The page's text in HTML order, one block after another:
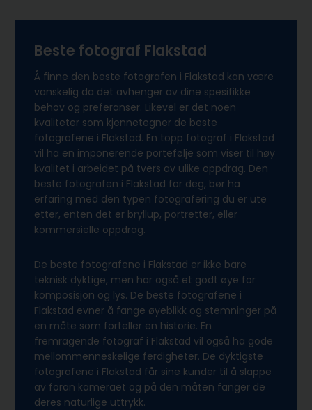
Beste fotograf Flakstad
Å finne den beste fotografen i Flakstad kan være
vanskelig da det avhenger av dine spesifikke
behov og preferanser. Likevel er det noen
kvaliteter som kjennetegner de beste
fotografene i Flakstad. En topp fotograf i Flakstad
vil ha en imponerende portefølje som viser til høy
kvalitet i arbeidet på tvers av ulike oppdrag. Den
beste fotografen i Flakstad for deg, bør ha
erfaring med den typen fotografering du er ute
etter, enten det er bryllup, portretter, eller
kommersielle oppdrag.
De beste fotografene i Flakstad er ikke bare
teknisk dyktige, men har også et godt øye for
komposisjon og lys. De beste fotografene i
Flakstad evner å fange øyeblikk og stemninger på
en måte som forteller en historie. En
fremragende fotograf i Flakstad vil også ha gode
mellommenneskelige ferdigheter. De dyktigste
fotografene i Flakstad får sine kunder til å slappe
av foran kameraet og på den måten fanger de
deres naturlige uttrykk.